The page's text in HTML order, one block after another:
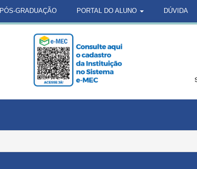
PÓS-GRADUAÇÃO PORTAL DO ALUNO DÚVIDA